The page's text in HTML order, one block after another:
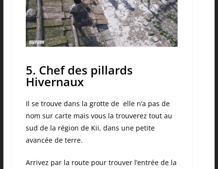
5. Chef des pillards
Hivernaux
Il se trouve dans la grotte de elle n’a pas de
nom sur carte mais vous la trouverez tout au
sud de la région de Kii, dans une petite
avancée de terre.
Arrivez par la route pour trouver l’entrée de la